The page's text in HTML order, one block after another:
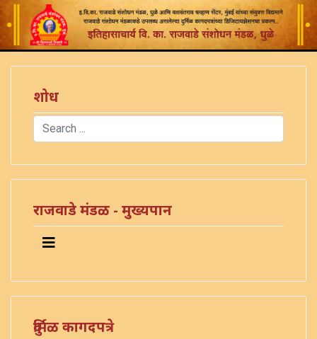
शोध
Search
राजवाडे मंडळ - मुख्यपान
दुर्मिळ कागदपत्रे